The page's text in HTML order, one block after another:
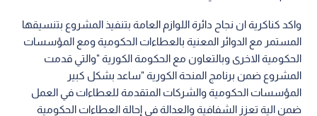
واكد كناكرية ان نجاح دائرة اللوازم العامة بتنفيذ المشروع بتنسيقها
المستمر مع الدوائر المعنية بالعطاءات الحكومية ومع المؤسسات
الحكومية الاخرى وبالتعاون مع الحكومة الكورية "والتي قدمت
المشروع ضمن برنامج المنحة الكورية "ساعد بشكل كبير
المؤسسات الحكومية والشركات المتقدمة للعطاءات في العمل
ضمن الية تعزز الشفافية والعدالة في إحالة العطاءات الحكومية